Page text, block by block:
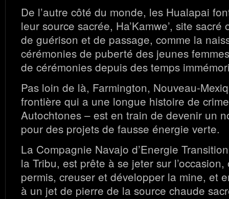
De l’autre côté du monde, les Hualapai
leur source sacrée, Ha’Kamwe’, site
de guérison et de passage, comme la
cérémonies de puberté des jeunes
de cérémonies depuis des temps
Pas loin de là, Farmington, Nouveau-
frontière qui a une longue histoire de
Autochtones – est en train de devenir un
pour des projets de fausse énergie verte.
La Compagnie Navajo d’Energie
la Tribu, est prête à se jeter sur
permis, creuser et développer la mine, et
à un jet de pierre de la source chaude